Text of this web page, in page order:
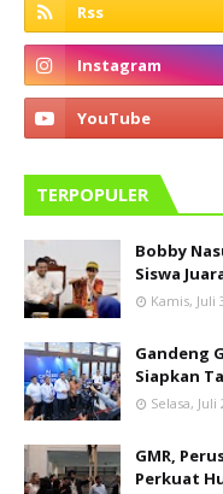
TERPOPULER
Bobby
Siswa
Kamis, Juli
Gandeng
Siapkan
Selasa, Juli
GMR,
Perkuat